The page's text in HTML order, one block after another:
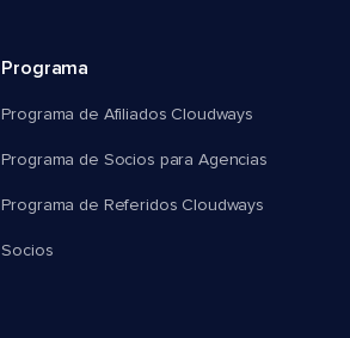
Programa
Programa de Afiliados Cloudways
Programa de Socios para Agencias
Programa de Referidos Cloudways
Socios